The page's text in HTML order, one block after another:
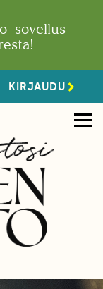
-sovellus
KIRJAUDU